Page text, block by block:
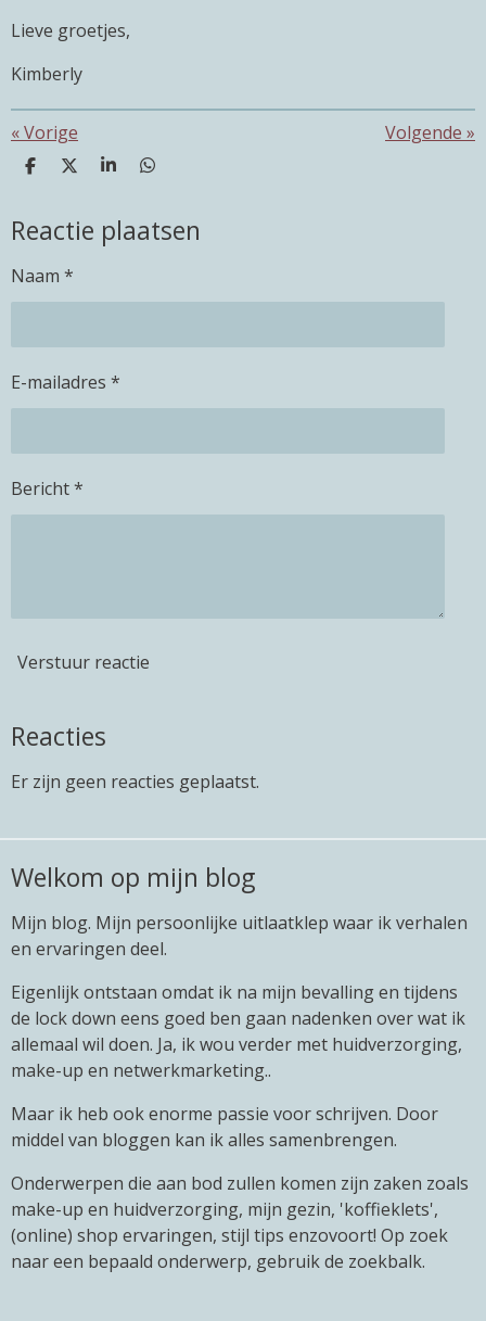
Lieve groetjes,
Kimberly
«Vorige Volgende »
D
e
n
D
l
S
r
e
D
e
n
Reactie plaatsen
Naam *
E-mailadres *
Bericht *
Verstuur reactie
Reacties
Er zijn geen reacties geplaatst.
Welkom op mijn blog
Mijn blog. Mijn persoonlijke uitlaatklep waar ik verhalen
en ervaringen deel.
Eigenlijk ontstaan omdat ik na mijn bevalling en tijdens
de lock down eens goed ben gaan nadenken over wat ik
allemaal wil doen. Ja, ik wou verder met huidverzorging,
make-up en netwerkmarketing..
Maar ik heb ook enorme passie voor schrijven. Door
middel van bloggen kan ik alles samenbrengen.
Onderwerpen die aan bod zullen komen zijn zaken zoals
make-up en huidverzorging, mijn gezin, 'koffieklets',
(online) shop ervaringen, stijl tips enzovoort! Op zoek
naar een bepaald onderwerp, gebruik de zoekbalk.